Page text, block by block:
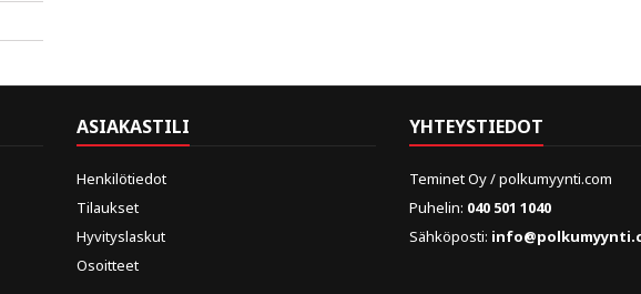
ASIAKASTILI
Henkilötiedot
Tilaukset
Hyvityslaskut
Osoitteet
YHTEYSTIEDOT
Teminet Oy / polkumyynti.com
Puhelin: 040 501 1040
Sähköposti: